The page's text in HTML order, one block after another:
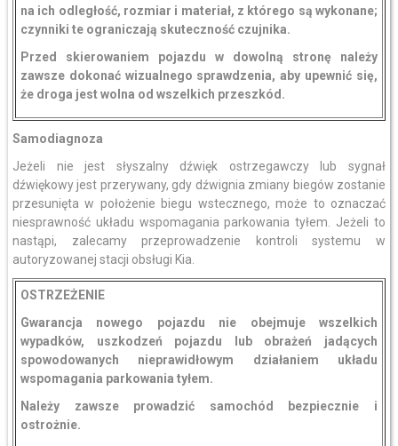
na ich odległość, rozmiar i materiał, z którego są wykonane;
czynniki te ograniczają skuteczność czujnika.
Przed skierowaniem pojazdu w dowolną stronę należy
zawsze dokonać wizualnego sprawdzenia, aby upewnić się,
że droga jest wolna od wszelkich przeszkód.
Samodiagnoza
Jeżeli nie jest słyszalny dźwięk ostrzegawczy lub sygnał
dźwiękowy jest przerywany, gdy dźwignia zmiany biegów zostanie
przesunięta w położenie biegu wstecznego, może to oznaczać
niesprawność układu wspomagania parkowania tyłem. Jeżeli to
nastąpi, zalecamy przeprowadzenie kontroli systemu w
autoryzowanej stacji obsługi Kia.
OSTRZEŻENIE
Gwarancja nowego pojazdu nie obejmuje wszelkich
wypadków, uszkodzeń pojazdu lub obrażeń jadących
spowodowanych nieprawidłowym działaniem układu
wspomagania parkowania tyłem.
Należy zawsze prowadzić samochód bezpiecznie i
ostrożnie.